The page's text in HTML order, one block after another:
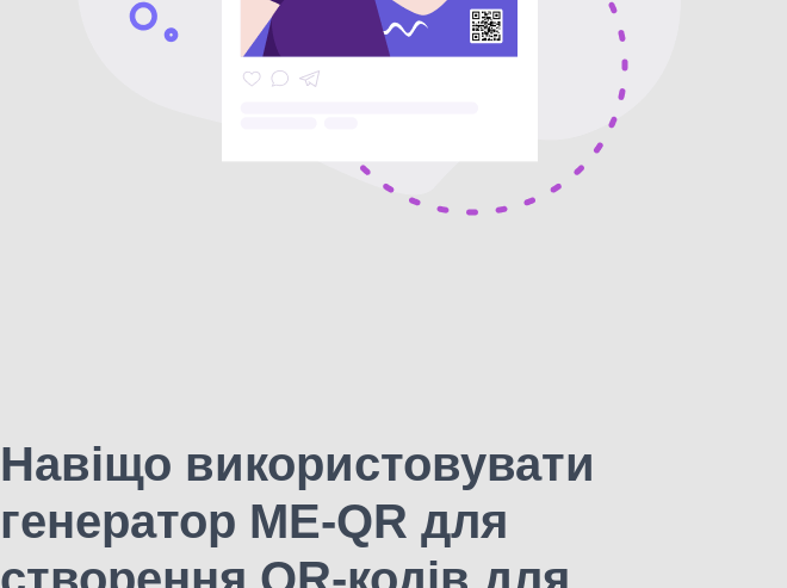
Навіщо використовувати
генератор ME-QR для